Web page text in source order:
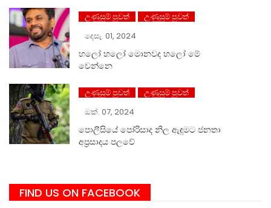
උණුසුම් පුවත්
උණුසුම් පුවත්
දෙසැ. 01, 2024
හලෝ ⁣හලෝ මොනවද හලෝ මේ
වෙන්නෙ
උණුසුම් පුවත්
උණුසුම් පුවත්
ඔක්. 07, 2024
පොලීසියේ පෝරිසාද නිල ඇඳුමට ජනතා
අප්‍රසාදය පලවේ
FIND US ON FACEBOOK